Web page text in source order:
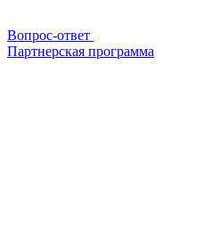
Вопрос-ответ
Партнерская программа